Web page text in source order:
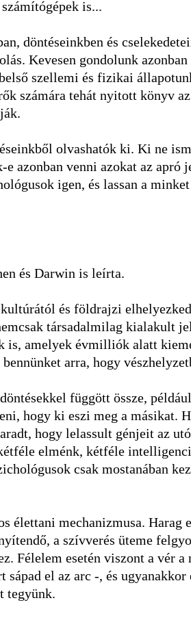
is...
döntéseinkben és
Kevesen gondolunk
szellemi és fizikai
számára tehát nyitott könyv
olvashatók ki. Ki ne
azonban venni azokat az apró
igen, és lassan a
és Darwin is leírta.
és földrajzi
társadalmilag kialakult
is, amelyek évmilliók alatt
arra, hogy
függött össze,
hogy ki eszi meg a másikat.
hogy lelassult génjeit az
elménk, kétféle
csak mostanában
élettani mechanizmusa. Harag
a szívverés üteme
Félelem esetén viszont a vér a
el az arc -, és
tegyünk.